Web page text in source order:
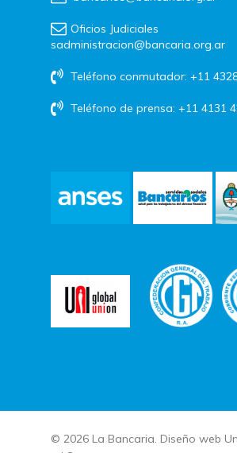
Oficios Judiciales
sadministracion@bancaria.org.ar
Teléfono conmutador: +11
Teléfono de prensa: +11 4131
© 2026 La Bancaria. Diseño web